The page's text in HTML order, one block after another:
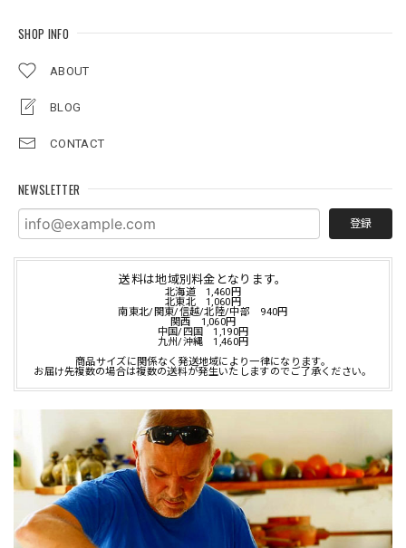
SHOP INFO
ABOUT
BLOG
CONTACT
NEWSLETTER
登録
送料は地域別料金となります。
北海道 1,460円
北東北 1,060円
南東北/関東/信越/北陸/中部 940円
関西 1,060円
中国/四国 1,190円
九州/沖縄 1,460円
商品サイズに関係なく発送地域により一律になります。
お届け先複数の場合は複数の送料が発生いたしますのでご了承ください。